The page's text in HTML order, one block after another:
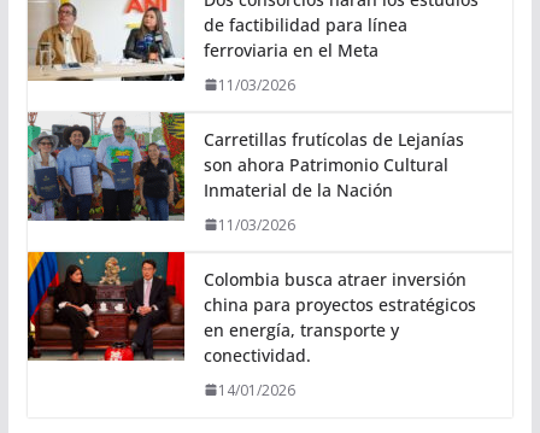
de factibilidad para línea
ferroviaria en el Meta
11/03/2026
Carretillas frutícolas de Lejanías
son ahora Patrimonio Cultural
Inmaterial de la Nación
11/03/2026
Colombia busca atraer inversión
china para proyectos estratégicos
en energía, transporte y
conectividad.
14/01/2026